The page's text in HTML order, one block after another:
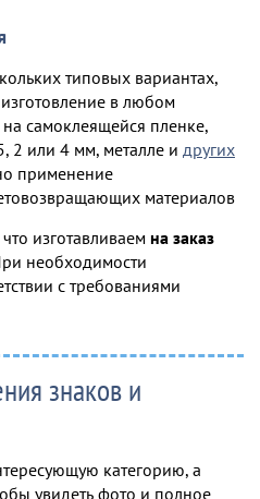
типовых вариантах,
в любом
самоклеящейся пленке,
2 или 4 мм, металле и других
применение
материалов
изготавливаем на заказ
необходимости
с требованиями
знаков и
категорию, а
увидеть фото и полное